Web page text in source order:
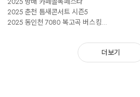
2025 춘천 틈새콘서트 시즌5
2025 동인천 7080 복고곡 버스킹
2025 뉴서울호텔 버스커즈 네스트
2024 포천 숲202 세미오픈 행사
더보기